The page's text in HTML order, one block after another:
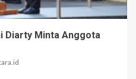
Diarty Minta Anggota